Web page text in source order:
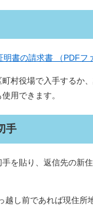
書の請求書 （PDFフ
村役場で入手するか
用できます。
手
を貼り、返信先の新
し前であれば現住所